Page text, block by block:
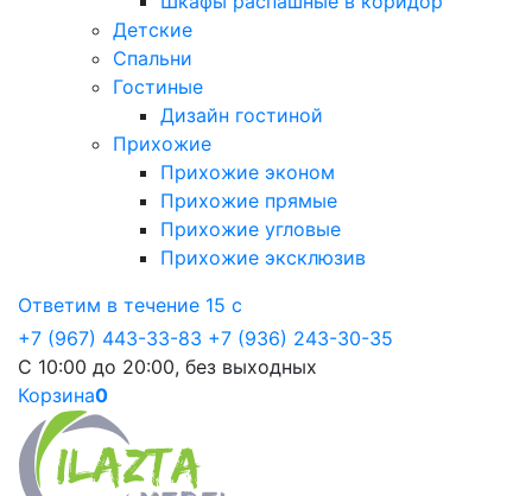
Детские
Спальни
Гостиные
Дизайн гостиной
Прихожие
Прихожие эконом
Прихожие прямые
Прихожие угловые
Прихожие эксклюзив
Ответим в течение 15 с
+7 (967) 443-33-83 +7 (936) 243-30-35
С 10:00 до 20:00, без выходных
Корзина0